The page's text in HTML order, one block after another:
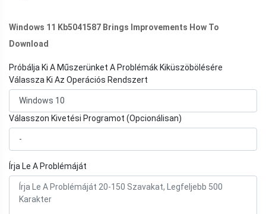
Windows 11 Kb5041587 Brings Improvements How To
Download
Próbálja Ki A Műszerünket A Problémák Kiküszöbölésére
Válassza Ki Az Operációs Rendszert
Válasszon Kivetési Programot (Opcionálisan)
Írja Le A Problémáját